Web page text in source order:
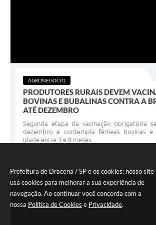
Prefeitura de Dracena / SP e os cookies: nosso site
usa cookies para melhorar a sua experiência de
navegação. Ao continuar você concorda com a
nossa Política de Cookies e Privacidade.
AGRONEGÓCIO
PRODUTORES RURAIS DEVEM
BOVINAS E BUBALINAS CONTRA A
ATÉ DEZEMBRO
Segunda etapa da vacinação obrigatória
dezembro e contempla fêmeas bovinas e
idade entre 3 e 8 meses